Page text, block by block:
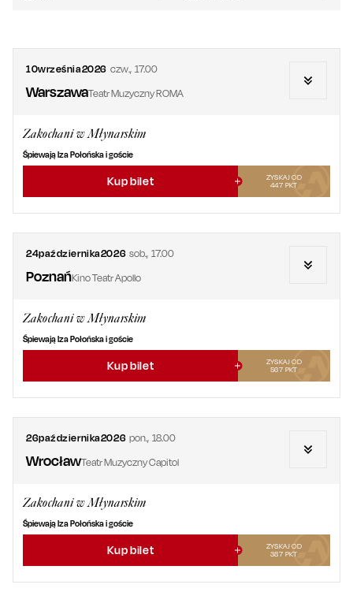
10września2026 czw., 17.00
WarszawaTeatr Muzyczny ROMA
Zakochani w Młynarskim
Śpiewają Iza Połońska i goście
Kup bilet
ZYSKAJ OD
447 PKT
24października2026 sob.,17.00
PoznańKino Teatr Apollo
Zakochani w Młynarskim
Śpiewają Iza Połońska i goście
Kup bilet
ZYSKAJ OD
567 PKT
26października2026 pon.,18.00
WrocławTeatr Muzyczny Capitol
Zakochani w Młynarskim
Śpiewają Iza Połońska i goście
Kup bilet
ZYSKAJ OD
387 PKT